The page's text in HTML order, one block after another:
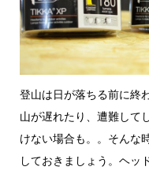
登山は日が落ちる前に終
山が遅れたり、遭難して
けない場合も。。そんな
しておきましょう。ヘッ